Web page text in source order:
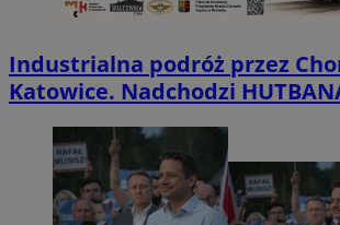
Industrialna podróż przez
Katowice. Nadchodzi